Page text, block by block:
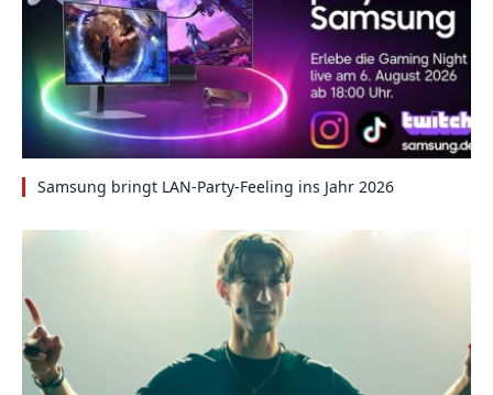
Samsung bringt LAN-Party-Feeling ins Jahr 2026